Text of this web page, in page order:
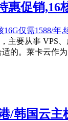
促销,16
主要从事 VPS
适的。莱卡云
/韩国云主